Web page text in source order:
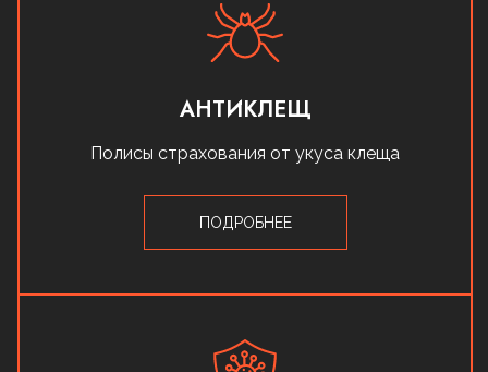
АНТИКЛЕЩ
Полисы страхования от укуса клеща
ПОДРОБНЕЕ